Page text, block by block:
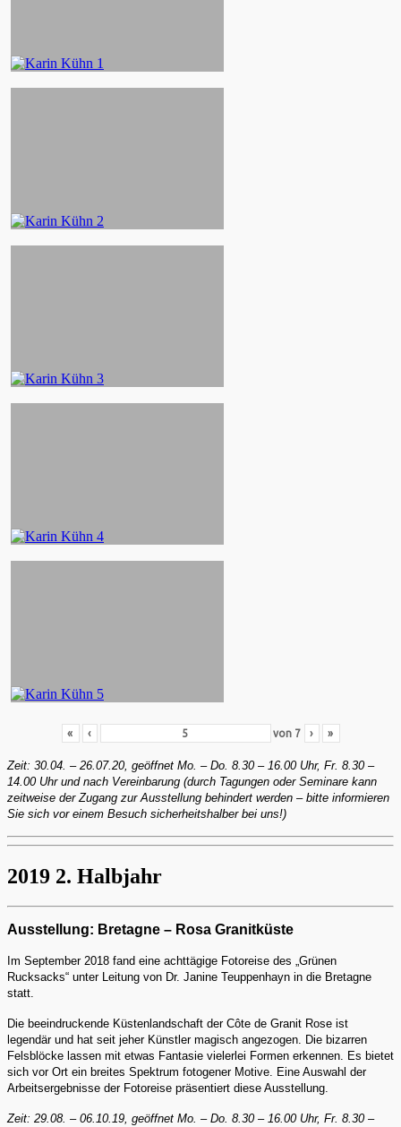
« ‹ von 7 › »
Zeit: 30.04. – 26.07.20, geöffnet Mo. – Do. 8.30 – 16.00 Uhr, Fr. 8.30 –
14.00 Uhr und nach Vereinbarung (durch Tagungen oder Seminare kann
zeitweise der Zugang zur Ausstellung behindert werden – bitte informieren
Sie sich vor einem Besuch sicherheitshalber bei uns!)
2019 2. Halbjahr
Ausstellung: Bretagne – Rosa Granitküste
Im September 2018 fand eine achttägige Fotoreise des „Grünen
Rucksacks“ unter Leitung von Dr. Janine Teuppenhayn in die Bretagne
statt.
Die beeindruckende Küstenlandschaft der Côte de Granit Rose ist
legendär und hat seit jeher Künstler magisch angezogen. Die bizarren
Felsblöcke lassen mit etwas Fantasie vielerlei Formen erkennen. Es bietet
sich vor Ort ein breites Spektrum fotogener Motive. Eine Auswahl der
Arbeitsergebnisse der Fotoreise präsentiert diese Ausstellung.
Zeit: 29.08. – 06.10.19, geöffnet Mo. – Do. 8.30 – 16.00 Uhr, Fr. 8.30 –